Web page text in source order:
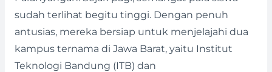
sudah terlihat begitu tinggi. Dengan penuh
antusias, mereka bersiap untuk menjelajahi dua
kampus ternama di Jawa Barat, yaitu Institut
Teknologi Bandung (ITB) dan
di
ITB
&
UNPAD